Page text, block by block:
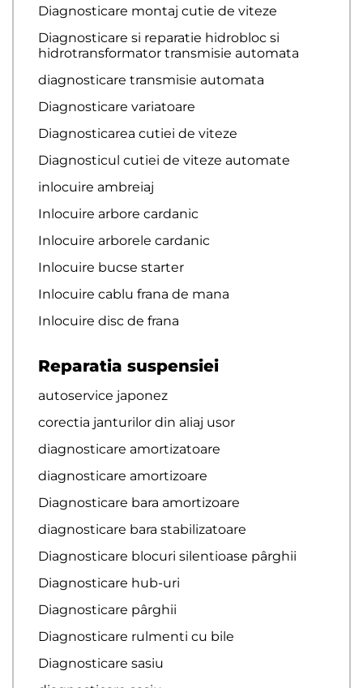
Diagnosticare montaj cutie de viteze
Diagnosticare si reparatie hidrobloc si
hidrotransformator transmisie automata
diagnosticare transmisie automata
Diagnosticare variatoare
Diagnosticarea cutiei de viteze
Diagnosticul cutiei de viteze automate
inlocuire ambreiaj
Inlocuire arbore cardanic
Inlocuire arborele cardanic
Inlocuire bucse starter
Inlocuire cablu frana de mana
Inlocuire disc de frana
Reparatia suspensiei
autoservice japonez
corectia janturilor din aliaj usor
diagnosticare amortizatoare
diagnosticare amortizoare
Diagnosticare bara amortizoare
diagnosticare bara stabilizatoare
Diagnosticare blocuri silentioase pârghii
Diagnosticare hub-uri
Diagnosticare pârghii
Diagnosticare rulmenti cu bile
Diagnosticare sasiu